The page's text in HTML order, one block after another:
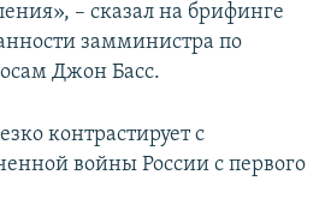
– сказал на брифинге
замминистра по
Джон Басс.
контрастирует с
войны России с первого